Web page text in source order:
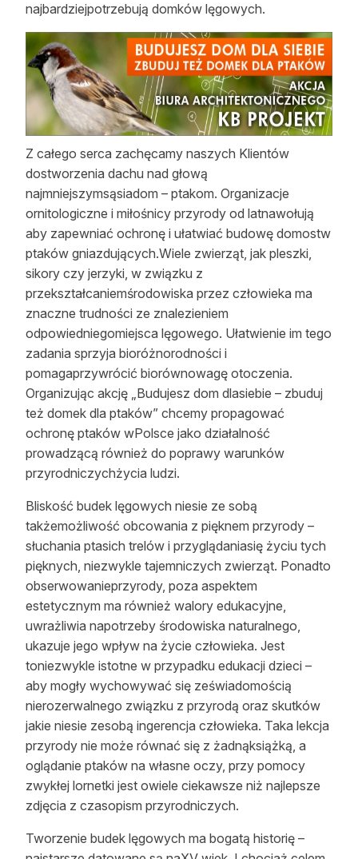
najbardziejpotrzebują domków lęgowych.
Z całego serca zachęcamy naszych Klientów
dostworzenia dachu nad głową
najmniejszymsąsiadom – ptakom. Organizacje
ornitologiczne i miłośnicy przyrody od latnawołują
aby zapewniać ochronę i ułatwiać budowę domostw
ptaków gniazdujących.Wiele zwierząt, jak pleszki,
sikory czy jerzyki, w związku z
przekształcaniemśrodowiska przez człowieka ma
znaczne trudności ze znalezieniem
odpowiedniegomiejsca lęgowego. Ułatwienie im tego
zadania sprzyja bioróżnorodności i
pomagaprzywrócić biorównowagę otoczenia.
Organizując akcję „Budujesz dom dlasiebie – zbuduj
też domek dla ptaków” chcemy propagować
ochronę ptaków wPolsce jako działalność
prowadzącą również do poprawy warunków
przyrodniczychżycia ludzi.
Bliskość budek lęgowych niesie ze sobą
takżemożliwość obcowania z pięknem przyrody –
słuchania ptasich trelów i przyglądaniasię życiu tych
pięknych, niezwykle tajemniczych zwierząt. Ponadto
obserwowanieprzyrody, poza aspektem
estetycznym ma również walory edukacyjne,
uwrażliwia napotrzeby środowiska naturalnego,
ukazuje jego wpływ na życie człowieka. Jest
toniezwykle istotne w przypadku edukacji dzieci –
aby mogły wychowywać się zeświadomością
nierozerwalnego związku z przyrodą oraz skutków
jakie niesie zesobą ingerencja człowieka. Taka lekcja
przyrody nie może równać się z żadnąksiążką, a
oglądanie ptaków na własne oczy, przy pomocy
zwykłej lornetki jest owiele ciekawsze niż najlepsze
zdjęcia z czasopism przyrodniczych.
Tworzenie budek lęgowych ma bogatą historię –